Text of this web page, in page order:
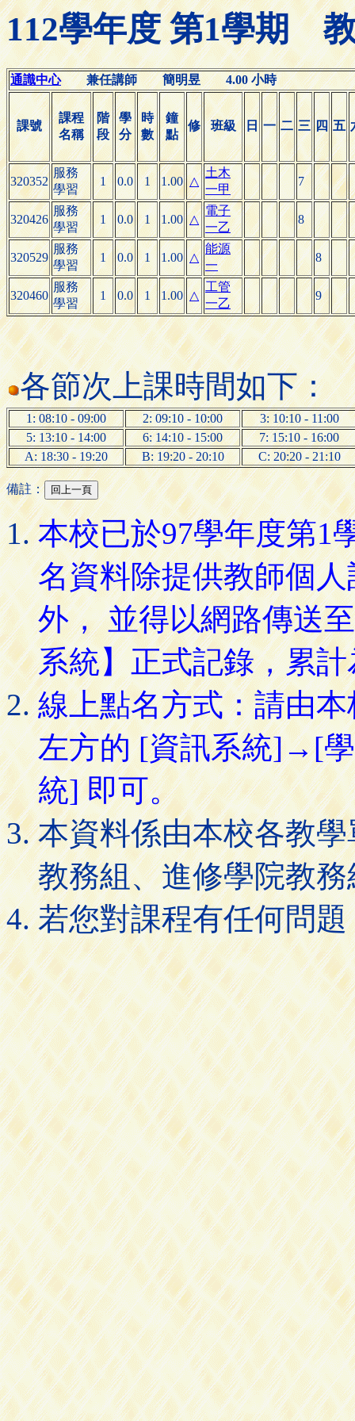
112學年度 第1學期
通識中心兼任講師 簡明昱 4.00 小時
課號
課程
名稱
階
段
學
分
時
數
鐘
點
修 班級 日 一 二 三 四 五
320352
服務
學習
1 0.0 1 1.00 △
土木
一甲
7
320426
服務
學習
1 0.0 1 1.00 △
電子
一乙
8
320529
服務
學習
1 0.0 1 1.00 △
能源
一
8
320460
服務
學習
1 0.0 1 1.00 △
工管
一乙
9
各節次上課時間如下：
1: 08:10 - 09:00 2: 09:10 - 10:00
3: 10:10 - 11:00
5: 13:10 - 14:00
6: 14:10 - 15:00
7: 15:10 - 16:00
A: 18:30 - 19:20
B: 19:20 - 20:10 C: 20:20 - 21:10
備註：
本校已於97學年度第1
名資料除提供教師個
外， 並得以網路傳送
系統】正式記錄，累
線上點名方式：請由
左方的 [資訊系統]→[
統] 即可。
本資料係由本校各教
教務組、進修學院教
若您對課程有任何問